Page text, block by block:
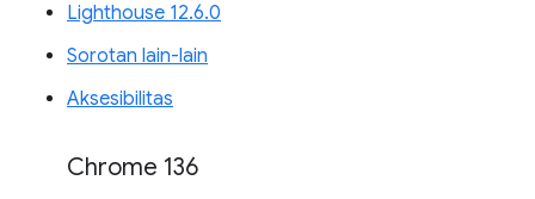
Lighthouse 12.6.0
Sorotan lain-lain
Aksesibilitas
Chrome 136